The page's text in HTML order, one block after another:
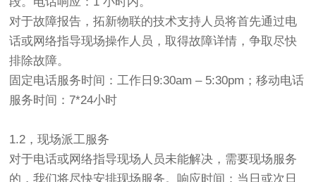
对于故障报告，拓新物联的技术支持人员将首先通过电
话或网络指导现场操作人员，取得故障详情，争取尽快
排除故障。
固定电话服务时间：工作日9:30am – 5:30pm；移动电话
服务时间：7*24小时
1.2，现场派工服务
对于电话或网络指导现场人员未能解决，需要现场服务
的，我们将尽快安排现场服务。响应时间：当日或次日